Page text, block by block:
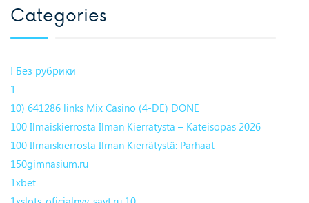
Categories
! Без рубрики
1
10) 641286 links Mix Casino (4-DE) DONE
100 Ilmaiskierrosta Ilman Kierrätystä – Käteisopas 2026
100 Ilmaiskierrosta Ilman Kierrätystä: Parhaat
150gimnasium.ru
1xbet